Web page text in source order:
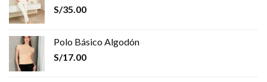
S/35.00
Polo Básico Algodón
S/17.00